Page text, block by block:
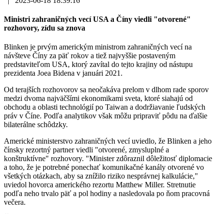
Ministri zahraničných vecí USA a Číny viedli "otvorené"
rozhovory, zídu sa znova
Blinken je prvým americkým ministrom zahraničných vecí na
návšteve Číny za päť rokov a tiež najvyššie postaveným
predstaviteľom USA, ktorý zavítal do tejto krajiny od nástupu
prezidenta Joea Bidena v januári 2021.
Od terajších rozhovorov sa neočakáva prelom v dlhom rade sporov
medzi dvoma najväčšími ekonomikami sveta, ktoré siahajú od
obchodu a oblasti technológií po Taiwan a dodržiavanie ľudských
práv v Číne. Podľa analytikov však môžu pripraviť pôdu na ďalšie
bilaterálne schôdzky.
Americké ministerstvo zahraničných vecí uviedlo, že Blinken a jeho
čínsky rezortný partner viedli "otvorené, zmysluplné a
konštruktívne" rozhovory. "Minister zdôraznil dôležitosť diplomacie
a toho, že je potrebné ponechať komunikačné kanály otvorené vo
všetkých otázkach, aby sa znížilo riziko nesprávnej kalkulácie,"
uviedol hovorca amerického rezortu Matthew Miller. Stretnutie
podľa neho trvalo päť a pol hodiny a nasledovala po ňom pracovná
večera.